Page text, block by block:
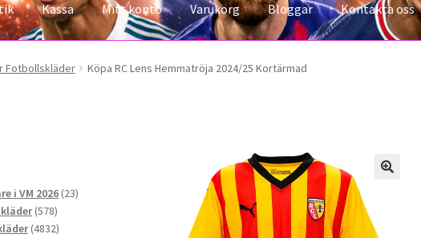
Kassa Mitt konto Varukorg Bloggar Kontakta oss
Butik Kassa Kontakta oss Mitt konto Storleksguiden Varukorg
Fotbollskläder Köpa RC Lens Hemmatröja 2024/25 Kortärmad
i VM 2026 2323
578578
produkter
48324832